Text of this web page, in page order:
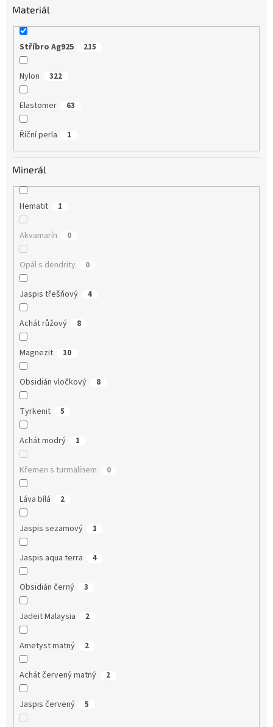
Materiál
Stříbro Ag925 215
Nylon 322
Elastomer 63
Říční perla 1
Minerál
Hematit 1
Akvamarín 0
Opál s dendrity 0
Jaspis třešňový 4
Achát růžový 8
Magnezit 10
Obsidián vločkový 8
Tyrkenit 5
Achát modrý 1
Křemen s turmalínem 0
Láva bílá 2
Jaspis sezamový 1
Jaspis aqua terra 4
Obsidián černý 3
Jadeit Malaysia 2
Ametyst matný 2
Achát červený matný 2
Jaspis červený 5